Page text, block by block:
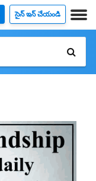
సైన్ ఇన్ చేయండి